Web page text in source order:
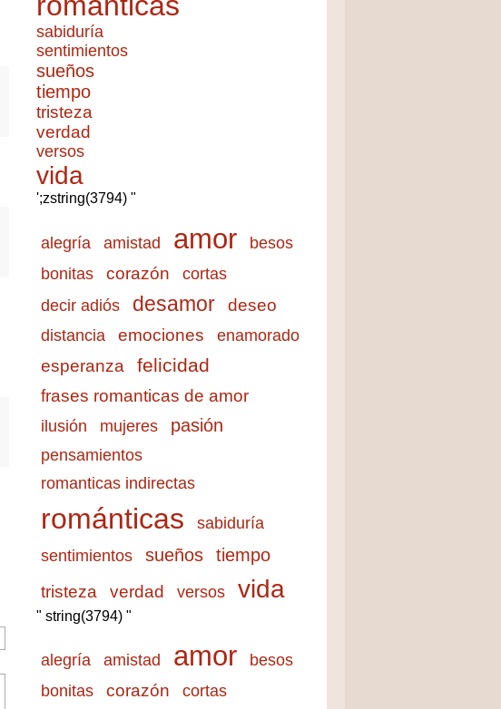
sabiduría
sentimientos
sueños
tiempo
tristeza
verdad
versos
vida
';zstring(3794) "
alegría amistad amor besos
bonitas corazón cortas
decir adiós desamor deseo
distancia emociones enamorado
esperanza felicidad
frases romanticas de amor
ilusión mujeres pasión
pensamientos
romanticas indirectas
románticas
sabiduría
sentimientos
sueños tiempo
tristeza verdad versos vida
" string(3794) "
alegría amistad amor besos
bonitas corazón cortas